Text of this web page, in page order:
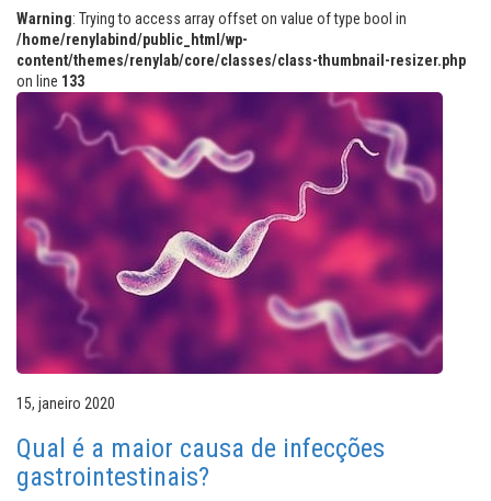
Warning: Trying to access array offset on value of type bool in
/home/renylabind/public_html/wp-
content/themes/renylab/core/classes/class-thumbnail-resizer.php
on line 133
15, janeiro 2020
Qual é a maior causa de infecções
gastrointestinais?